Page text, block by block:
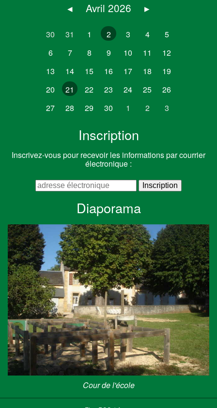
◂ Avril 2026 ▸
30 31 1 2 3 4
5
6
7 8 9 10 11
12
13
14 15 16 17 18
19
20
21 22 23 24 25
26
27
28 29 30 1 2 3
Inscription
Inscrivez-vous pour recevoir les informations par courrier
électronique :
Diaporama
Cour de l'école